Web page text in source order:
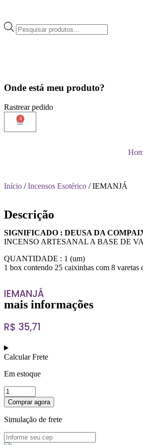
Onde está meu produto?
Rastrear pedido
0
Início /Incensos Esotérico / IEMANJÁ
Descrição
SIGNIFICADO : DEUSA DA
INCENSO ARTESANAL A BASE DE
QUANTIDADE : 1 (um)
1 box contendo 25 caixinhas com 8 varetas
IEMANJÁ
mais informações
R$ 35,71
Calcular Frete
Em estoque
Comprar agora
Simulação de frete